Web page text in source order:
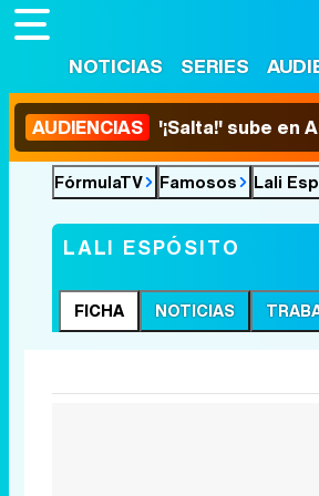
NOTICIAS SERIES
AUDIENCIAS '¡Salta!' sube en
FórmulaTV Famosos Lali
LALI ESPÓSITO
FICHA NOTICIAS